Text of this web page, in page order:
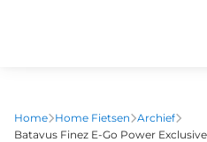
gaan
Home Home Fietsen Archief
Batavus Finez E-Go Power